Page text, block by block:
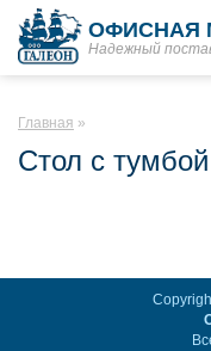
ОФИСНАЯ
Надежный
Главная
Стол с тумбой